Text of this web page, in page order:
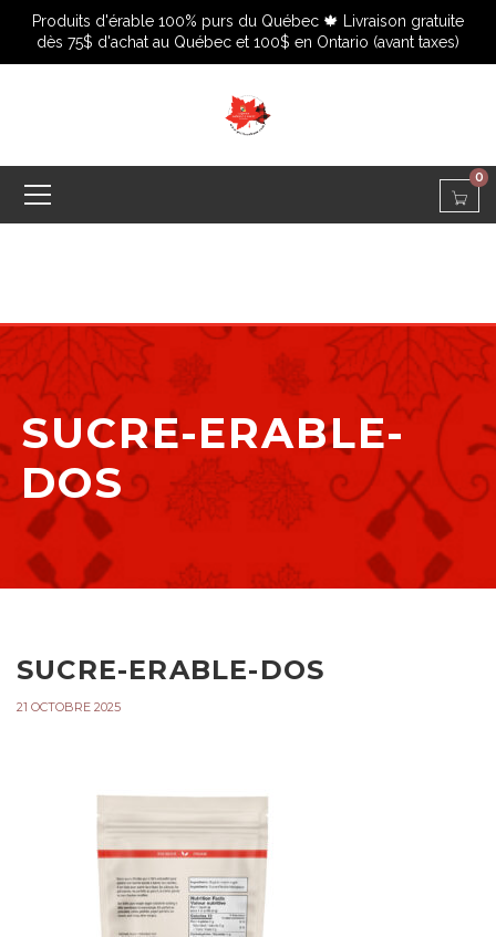
Produits d'érable 100% purs du Québec 🍁 Livraison gratuite
dès 75$ d'achat au Québec et 100$ en Ontario (avant taxes)
0
SUCRE-ERABLE-
DOS
SUCRE-ERABLE-DOS
21 OCTOBRE 2025